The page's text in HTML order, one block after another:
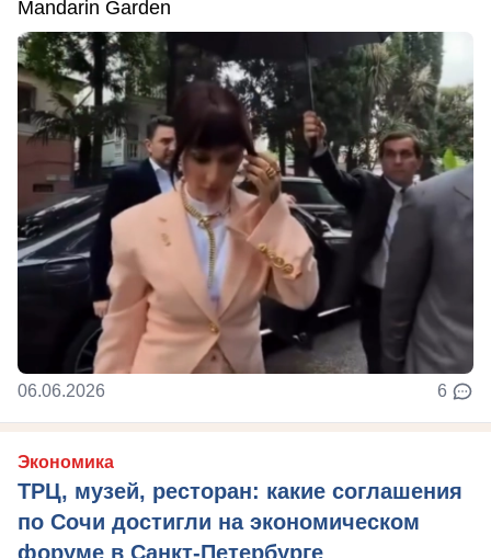
Mandarin Garden
06.06.2026 6
Экономика
ТРЦ, музей, ресторан: какие соглашения
по Сочи достигли на экономическом
форуме в Санкт-Петербурге